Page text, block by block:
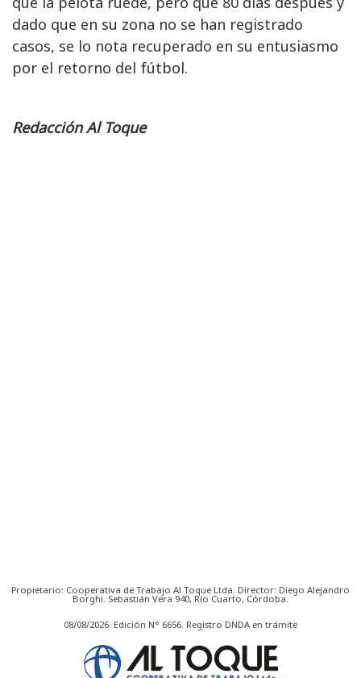
dado que en su zona no se han registrado
casos, se lo nota recuperado en su entusiasmo
por el retorno del fútbol.
Redacción Al Toque
Propietario: Cooperativa de Trabajo Al Toque Ltda. Director: Diego Alejandro
Borghi. Sebastián Vera 940, Río Cuarto, Córdoba.
08/08/2026. Edición N° 6656. Registro DNDA en trámite